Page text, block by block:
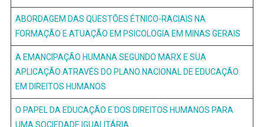
ABORDAGEM DAS QUESTÕES ÉTNICO-RACIAIS NA
FORMAÇÃO E ATUAÇÃO EM PSICOLOGIA EM MINAS GERAIS
A EMANCIPAÇÃO HUMANA SEGUNDO MARX E SUA
APLICAÇÃO ATRAVÉS DO PLANO NACIONAL DE EDUCAÇÃO
EM DIREITOS HUMANOS
O PAPEL DA EDUCAÇÃO E DOS DIREITOS HUMANOS PARA
UMA SOCIEDADE IGUALITÁRIA